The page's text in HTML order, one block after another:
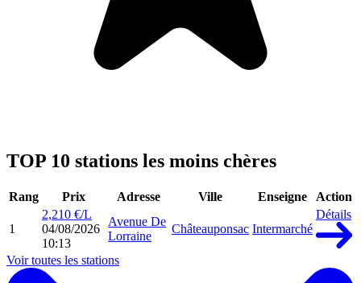
TOP 10 stations les moins chères
Rang Prix Adresse Ville Enseigne Action
1
2,210 €/L
04/08/2026
10:13
Avenue De
Lorraine
Châteauponsac Intermarché
Détails
Voir toutes les stations